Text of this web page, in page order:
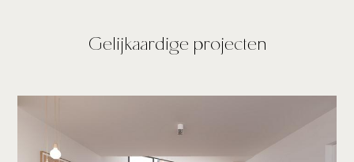
Gelijkaardige projecten